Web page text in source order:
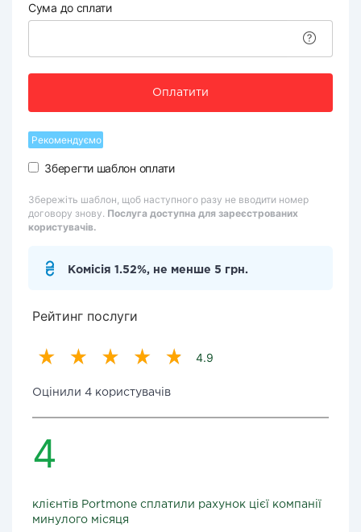
Сума до сплати
Оплатити
Рекомендуємо
Зберегти шаблон оплати
Збережіть шаблон, щоб наступного разу не вводити номер
договору знову. Послуга доступна для зареєстрованих
користувачів.
Комісія 1.52%, не менше 5 грн.
Рейтинг послуги
4.9
Оцінили 4 користувачів
4
клієнтів Portmone сплатили рахунок цієї компанії
минулого місяця